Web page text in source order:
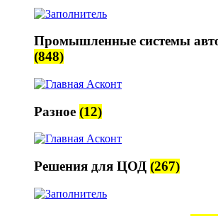
Промышленные системы
(848)
Разное (12)
Решения для ЦОД (267)